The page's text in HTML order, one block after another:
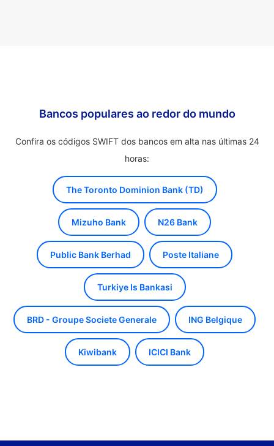
Bancos populares ao redor do mundo
Confira os códigos SWIFT dos bancos em alta nas últimas 24
horas:
The Toronto Dominion Bank (TD)
Mizuho Bank N26 Bank
Public Bank Berhad Poste Italiane
Turkiye Is Bankasi
BRD - Groupe Societe Generale ING Belgique
Kiwibank ICICI Bank